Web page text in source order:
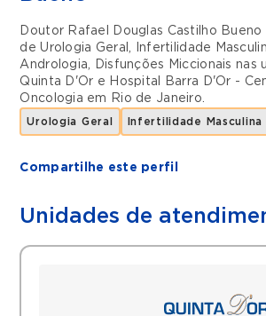
Doutor Rafael Douglas Castilho
deUrologia Geral, Infertilidade
Andrologia, Disfunções Miccionais nas
Quinta D'Or e Hospital Barra D'Or -
Oncologia em Rio de Janeiro.
Urologia Geral Infertilidade Masculina
Compartilhe este perfil
Unidades de